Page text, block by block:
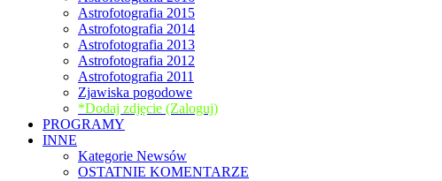
Astrofotografia 2015
Astrofotografia 2014
Astrofotografia 2013
Astrofotografia 2012
Astrofotografia 2011
Zjawiska pogodowe
*Dodaj zdjęcie (Zaloguj)
PROGRAMY
INNE
Kategorie Newsów
OSTATNIE KOMENTARZE